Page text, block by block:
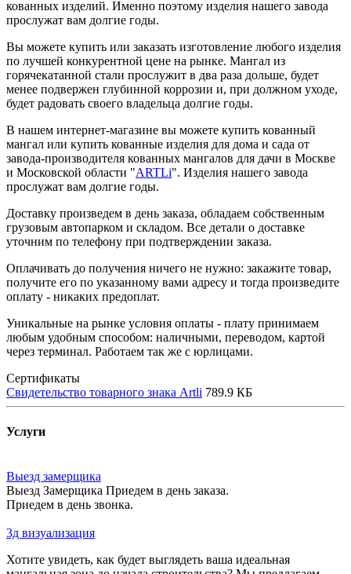
кованных изделий. Именно поэтому изделия нашего завода
прослужат вам долгие годы.
Вы можете купить или заказать изготовление любого изделия
по лучшей конкурентной цене на рынке. Мангал из
горячекатанной стали прослужит в два раза дольше, будет
менее подвержен глубинной коррозии и, при должном уходе,
будет радовать своего владельца долгие годы.
В нашем интернет-магазине вы можете купить кованный
мангал или купить кованные изделия для дома и сада от
завода-производителя кованных мангалов для дачи в Москве
и Московской области "ARTLi". Изделия нашего завода
прослужат вам долгие годы.
Доставку произведем в день заказа, обладаем собственным
грузовым автопарком и складом. Все детали о доставке
уточним по телефону при подтверждении заказа.
Оплачивать до получения ничего не нужно: закажите товар,
получите его по указанному вами адресу и тогда произведите
оплату - никаких предоплат.
Уникальные на рынке условия оплаты - плату принимаем
любым удобным способом: наличными, переводом, картой
через терминал. Работаем так же с юрлицами.
Сертификаты
Свидетельство товарного знака Artli 789.9 КБ
Услуги
Выезд замерщика
Выезд Замерщика Приедем в день заказа.
Приедем в день звонка.
3д визуализация
Хотите увидеть, как будет выглядеть ваша идеальная